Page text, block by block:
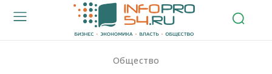
Общество